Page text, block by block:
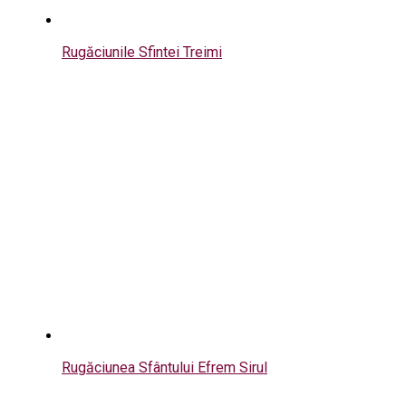
Rugăciunile Sfintei Treimi
Rugăciunea Sfântului Efrem Sirul